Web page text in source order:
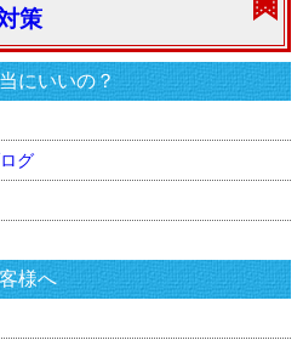
策
にいいの？
グ
様へ